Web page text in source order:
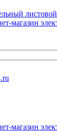
листовой